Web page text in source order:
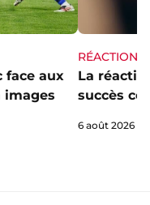
face aux
images
RÉACTIONS
La
succès
6 août 2026